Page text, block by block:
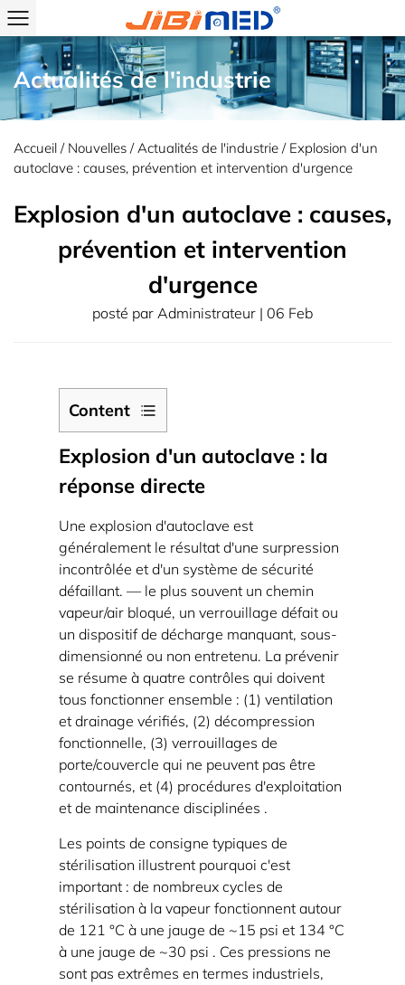
Actualités de l'industrie
Accueil / Nouvelles /Actualités de l'industrie / Explosion d'un
autoclave : causes, prévention et intervention d'urgence
Explosion d'un autoclave : causes,
prévention et intervention
d'urgence
posté par Administrateur | 06 Feb
Content
1
Explosion
d'un
:
la
réponse
directe
2
Qu'est-
ce
qui
provoque
réellement
une
explosion
2.1
Surpression
due
à
une
ventilation
Explosion d'un autoclave : la
réponse directe
Une explosion d'autoclave est
généralement le résultat d'une surpression
incontrôlée et d'un système de sécurité
défaillant. — le plus souvent un chemin
vapeur/air bloqué, un verrouillage défait ou
un dispositif de décharge manquant, sous-
dimensionné ou non entretenu. La prévenir
se résume à quatre contrôles qui doivent
tous fonctionner ensemble : (1) ventilation
et drainage vérifiés, (2) décompression
fonctionnelle, (3) verrouillages de
porte/couvercle qui ne peuvent pas être
contournés, et (4) procédures d'exploitation
et de maintenance disciplinées .
Les points de consigne typiques de
stérilisation illustrent pourquoi c'est
important : de nombreux cycles de
stérilisation à la vapeur fonctionnent autour
de 121 °C à une jauge de ~15 psi et 134 °C
à une jauge de ~30 psi . Ces pressions ne
sont pas extrêmes en termes industriels,